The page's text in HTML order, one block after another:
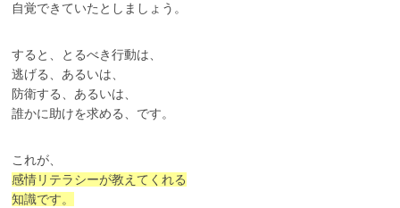
自覚できていたとしましょう。
すると、とるべき行動は、
逃げる、あるいは、
防衛する、あるいは、
誰かに助けを求める、です。
これが、
感情リテラシーが教えてくれる
知識です。